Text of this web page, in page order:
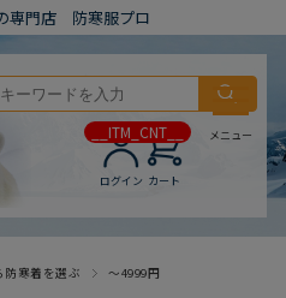
専門店 防寒服プロ
ログイン
__ITM_CNT__
カート
メニュー
防寒着を選ぶ
～4999円